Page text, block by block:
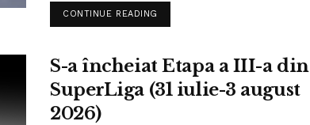
CONTINUE READING
S-a încheiat Etapa a III-a din
SuperLiga (31 iulie-3 august
2026)